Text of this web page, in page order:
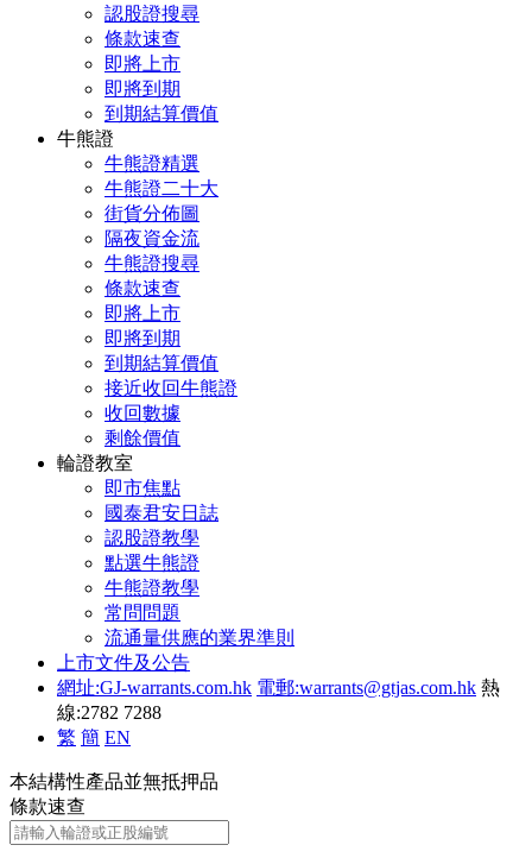
認股證搜尋
條款速查
即將上市
即將到期
到期結算價值
牛熊證
牛熊證精選
牛熊證二十大
街貨分佈圖
隔夜資金流
牛熊證搜尋
條款速查
即將上市
即將到期
到期結算價值
接近收回牛熊證
收回數據
剩餘價值
輪證教室
即市焦點
國泰君安日誌
認股證教學
點選牛熊證
牛熊證教學
常問問題
流通量供應的業界準則
上市文件及公告
網址:GJ-warrants.com.hk 電郵:warrants@gtjas.com.hk 熱
線:2782 7288
繁 簡 EN
本結構性產品並無抵押品
條款速查